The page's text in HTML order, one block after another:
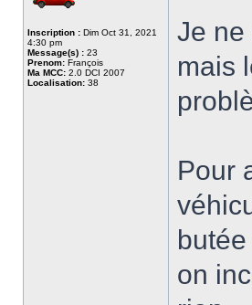
Inscription : Dim Oct 31, 2021
4:30 pm
Message(s) : 23
Prenom: François
Ma MCC: 2.0 DCI 2007
Localisation: 38
Je ne
mais
Pour
on